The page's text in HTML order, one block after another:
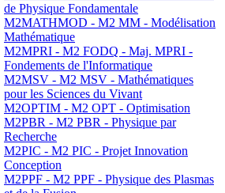
de Physique Fondamentale
M2MATHMOD - M2 MM - Modélisation
Mathématique
M2MPRI - M2 FODQ - Maj. MPRI -
Fondements de l'Informatique
M2MSV - M2 MSV - Mathématiques
pour les Sciences du Vivant
M2OPTIM - M2 OPT - Optimisation
M2PBR - M2 PBR - Physique par
Recherche
M2PIC - M2 PIC - Projet Innovation
Conception
M2PPF - M2 PPF - Physique des Plasmas